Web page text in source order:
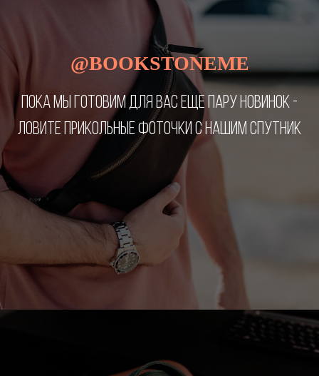
@BOOKSTONEME
ПОКА МЫ ГОТОВИМ ДЛЯ ВАС ЕЩЕ ПАРУ НОВИНОК -
ЛОВИТЕ ПРИКОЛЬНЫЕ ФОТОЧКИ С НАШИМ СПУТНИК